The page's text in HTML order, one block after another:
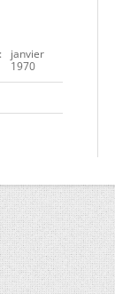
janvier
1970